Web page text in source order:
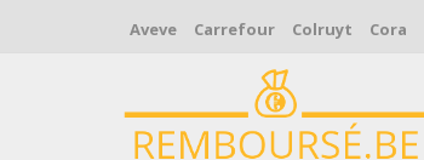
Aveve Carrefour Colruyt Cora